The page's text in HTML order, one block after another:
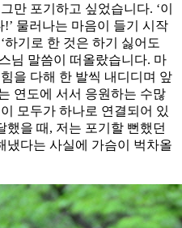
만 포기하고 싶었습니다. ‘이
물러나는 마음이 들기 시작
하기로 한 것은 하기 싫어도
님 말씀이 떠올랐습니다. 마
을 다해 한 발씩 내디디며 앞
연도에 서서 응원하는 수많
모두가 하나로 연결되어 있
했을 때, 저는 포기할 뻔했던
냈다는 사실에 가슴이 벅차올